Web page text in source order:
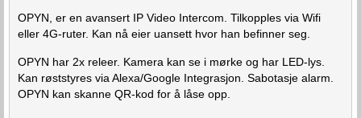
OPYN, er en avansert IP Video Intercom. Tilkopples via Wifi
eller 4G-ruter. Kan nå eier uansett hvor han befinner seg.
OPYN har 2x releer. Kamera kan se i mørke og har LED-lys.
Kan røststyres via Alexa/Google Integrasjon. Sabotasje alarm.
OPYN kan skanne QR-kod for å låse opp.